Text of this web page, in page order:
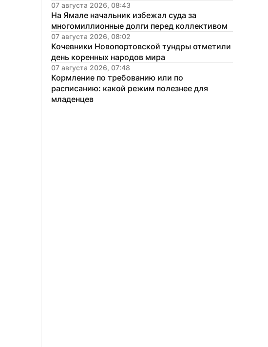
07 августа 2026, 08:43
На Ямале начальник избежал суда за
многомиллионные долги перед коллективом
07 августа 2026, 08:02
Кочевники Новопортовской тундры отметили
день коренных народов мира
07 августа 2026, 07:48
Кормление по требованию или по
расписанию: какой режим полезнее для
младенцев